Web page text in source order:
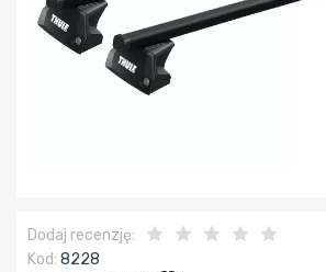
Dodaj recenzję:
Kod: 8228